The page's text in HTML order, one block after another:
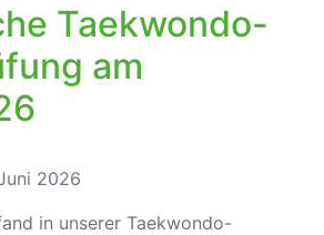
Taekwondo-
am
2026
in unserer Taekwondo-